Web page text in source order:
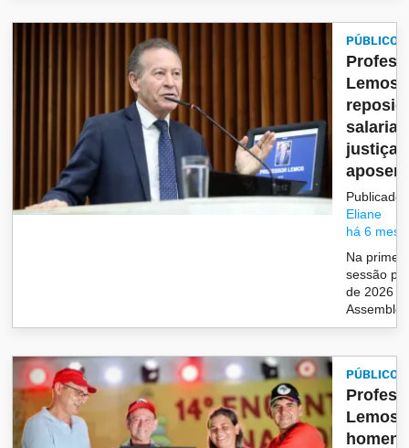
PÚBLICO
Lemos
salarial
justiça
Publicado
Eliane
há 6
Na
sessão
de 2026
PÚBLICO
Lemos